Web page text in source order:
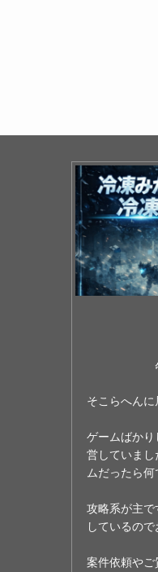
そこらへんに
ゲームばか
営していまし
ムだったら何
攻略系が主で
しているので
案件依頼やご